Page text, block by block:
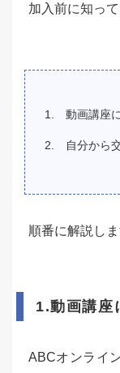
加入前に知っ
動画講座
自分から
順番に解説しま
1.動画講座
ABCオンライ